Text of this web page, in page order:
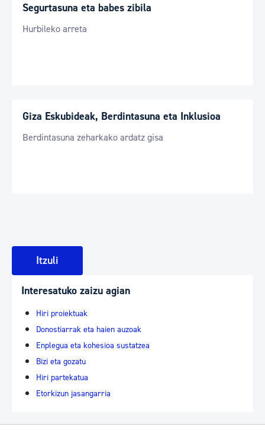
Segurtasuna eta babes zibila
Hurbileko arreta
Giza Eskubideak, Berdintasuna eta Inklusioa
Berdintasuna zeharkako ardatz gisa
Itzuli
Interesatuko zaizu agian
Hiri proiektuak
Donostiarrak eta haien auzoak
Enplegua eta kohesioa sustatzea
Bizi eta gozatu
Hiri partekatua
Etorkizun jasangarria